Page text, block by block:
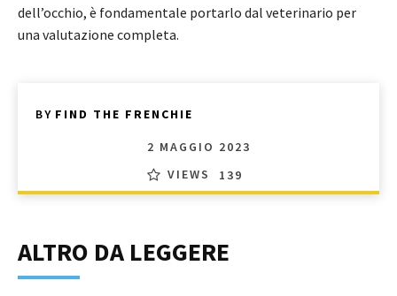
dell’occhio, è fondamentale portarlo dal veterinario per
una valutazione completa.
BY FIND THE FRENCHIE
2 MAGGIO 2023
VIEWS
139
ALTRO DA LEGGERE